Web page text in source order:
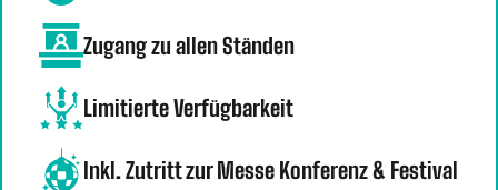
Zugang zu allen Ständen
Limitierte Verfügbarkeit
Inkl. Zutritt zur Messe Konferenz & Festival